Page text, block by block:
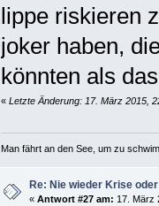
lippe riskieren
joker haben,
könnten als
« Letzte Änderung: 17. März 2015,
Man fährt an den See, um zu
Re: Nie wieder Krise
« Antwort #27 am: 17. März